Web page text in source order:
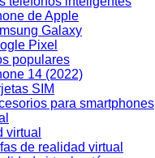
de Apple
Galaxy
Pixel
populares
14 (2022)
SIM
para smartphones
virtual
de realidad virtual